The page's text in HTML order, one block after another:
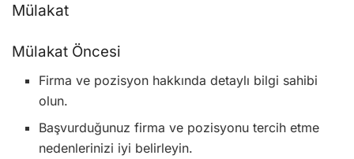
Mülakat
Mülakat Öncesi
Firma ve pozisyon hakkında detaylı bilgi sahibi
olun.
Başvurduğunuz firma ve pozisyonu tercih etme
nedenlerinizi iyi belirleyin.